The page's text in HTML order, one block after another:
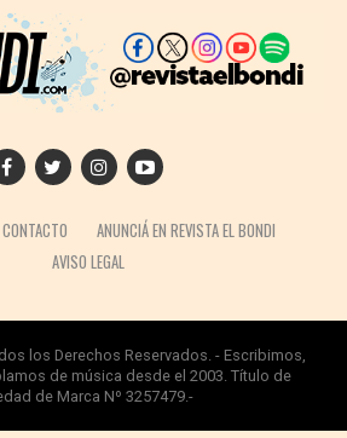
CONTACTO
ANUNCIÁ EN REVISTA EL BONDI
AVISO LEGAL
los Derechos Reservados. - Escribimos,
de música desde el 2003. Título de
de Marca Nº 3257479.-